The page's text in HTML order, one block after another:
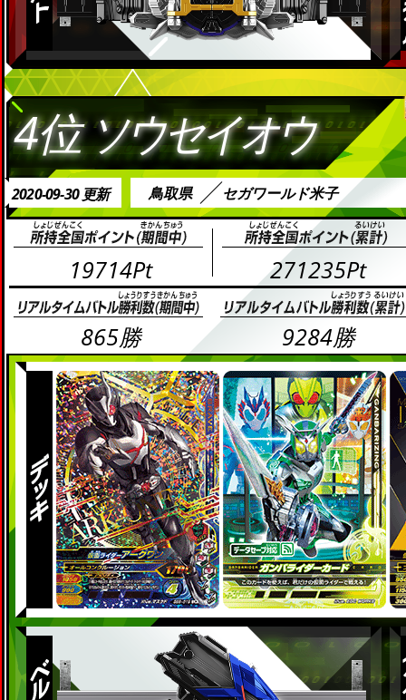
4位ソウセイオウ
2020-09-30 更新 鳥取県 セガワールド米子
19714Pt 271235Pt
865勝 9284勝